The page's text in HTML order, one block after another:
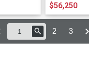
$56,250
2 3